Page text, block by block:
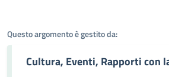
Questo argomento è gestito da:
Cultura, Eventi, Rapporti con